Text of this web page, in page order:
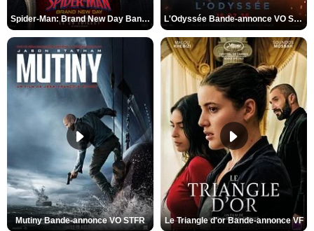
Spider-Man: Brand New Day Bande-annonce VO STFR L'Odyssée Bande-annonce VO STFR
Mutiny Bande-annonce VO STFR Le Triangle d'or Bande-annonce VF